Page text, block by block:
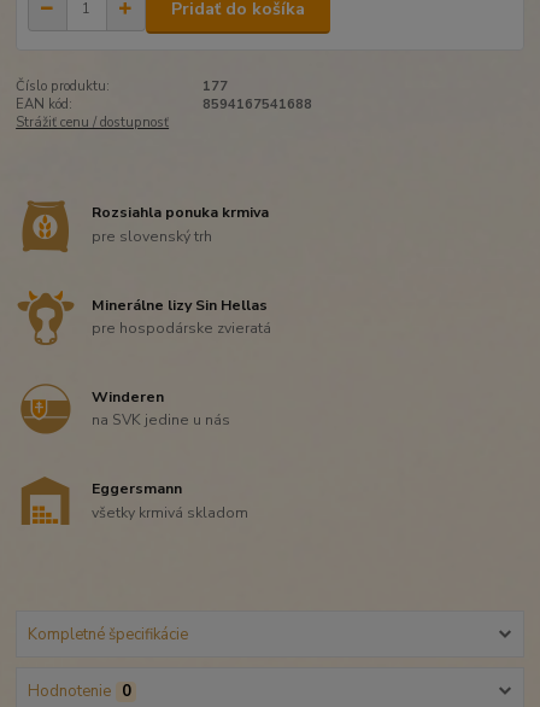
Pridať do košíka
Číslo produktu:
177
EAN kód:
8594167541688
Strážiť cenu / dostupnosť
Rozsiahla ponuka krmiva
pre slovenský trh
Minerálne lizy Sin Hellas
pre hospodárske zvieratá
Winderen
na SVK jedine u nás
Eggersmann
všetky krmivá skladom
Kompletné špecifikácie
Hodnotenie 0